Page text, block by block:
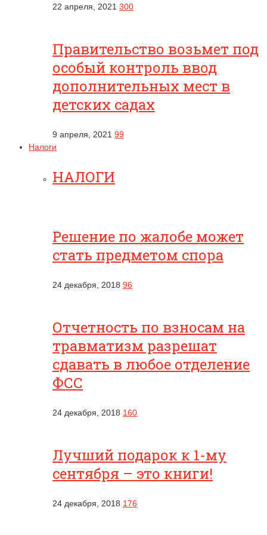
22 апреля, 2021 300
Правительство возьмет под
особый контроль ввод
дополнительных мест в
детских садах
9 апреля, 2021 99
Налоги
НАЛОГИ
Решение по жалобе может
стать предметом спора
24 декабря, 2018 96
Отчетность по взносам на
травматизм разрешат
сдавать в любое отделение
ФСС
24 декабря, 2018 160
Лучший подарок к 1-му
сентября – это книги!
24 декабря, 2018 176